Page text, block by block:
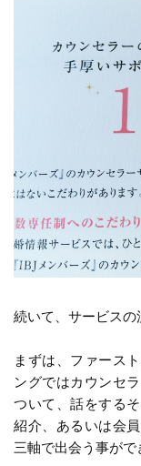
続いて、サービスの
まずは、ファース
ングではカウンセ
ついて、話をする
紹介、あるいは会
三軸で出会う事がで